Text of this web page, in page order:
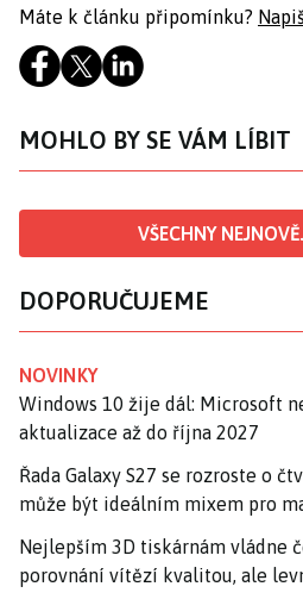
Máte k článku připomínku?
MOHLO BY SE VÁM LÍBIT
VŠECHNY
DOPORUČUJEME
NOVINKY
Windows 10 žije dál: Microsoft
aktualizace až do října 2027
Řada Galaxy S27 se rozroste o
může být ideálním mixem pro
Nejlepším 3D tiskárnám vládne
porovnání vítězí kvalitou, ale